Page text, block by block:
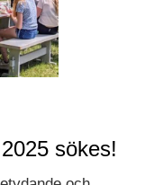
sökes!